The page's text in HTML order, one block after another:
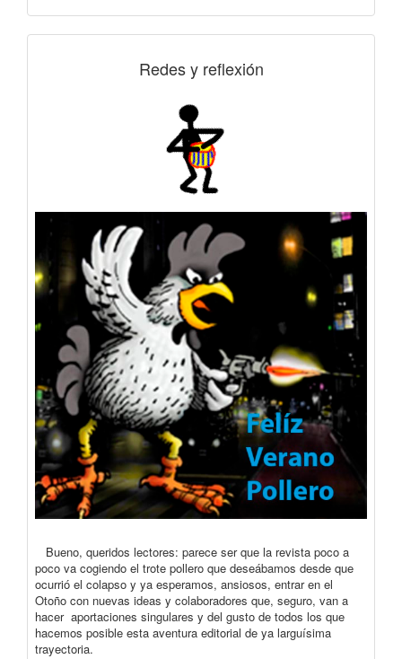
Redes y reflexión
Bueno, queridos lectores: parece ser que la revista poco a
poco va cogiendo el trote pollero que deseábamos desde que
ocurrió el colapso y ya esperamos, ansiosos, entrar en el
Otoño con nuevas ideas y colaboradores que, seguro, van a
hacer aportaciones singulares y del gusto de todos los que
hacemos posible esta aventura editorial de ya larguísima
trayectoria.